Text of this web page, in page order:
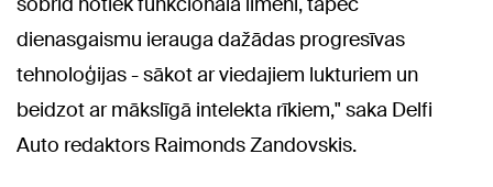
dienasgaismu ierauga dažādas progresīvas
tehnoloģijas - sākot ar viedajiem lukturiem un
beidzot ar mākslīgā intelekta rīkiem," saka Delfi
Auto redaktors Raimonds Zandovskis.